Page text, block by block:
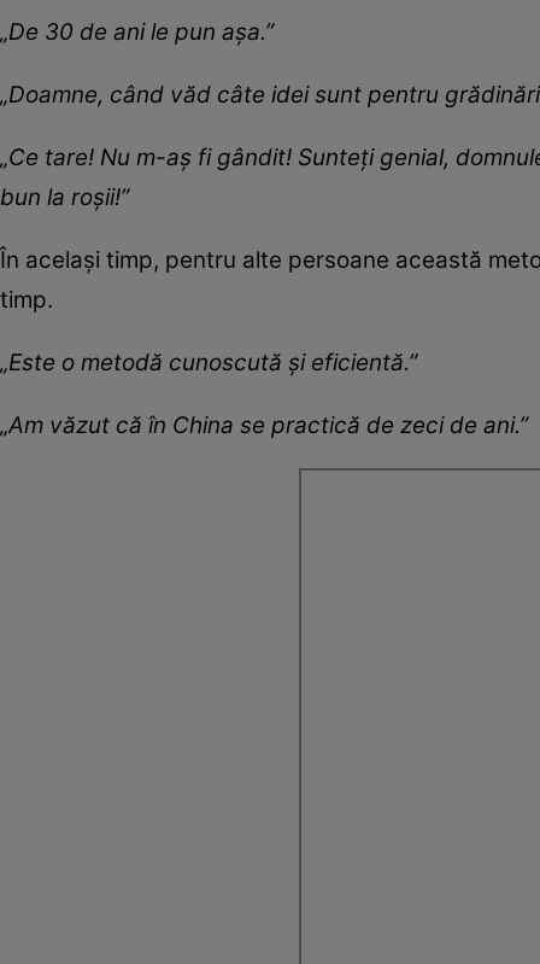
„De 30 de ani le pun așa.”
„Doamne, când văd câte idei sunt pentru
„Ce tare! Nu m-aș fi gândit! Sunteți genial,
bun la roșii!”
În același timp, pentru alte persoane această
timp.
„Este o metodă cunoscută și eficientă.”
„Am văzut că în China se practică de zeci de ani.”